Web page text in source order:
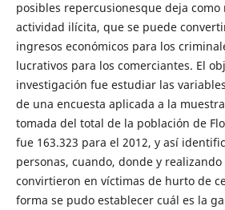
posibles repercusionesque deja como
actividad ilícita, que se puede
ingresos económicos para los
lucrativos para los comerciantes. El
investigación fue estudiar las
de una encuesta aplicada a la
tomada del total de la población de
fue 163.323 para el 2012, y así
personas, cuando, donde y
convirtieron en víctimas de hurto de
forma se pudo establecer cuál es la